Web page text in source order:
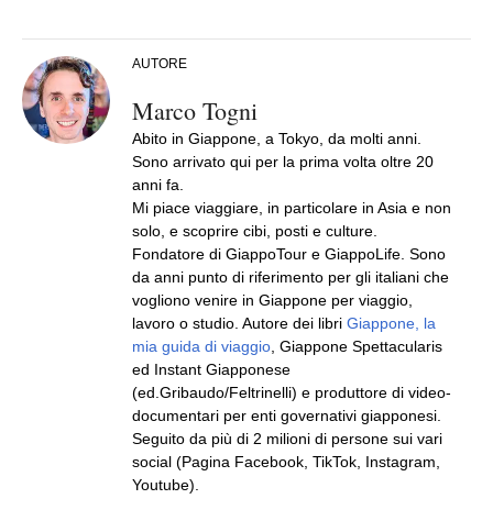
AUTORE
Marco Togni
Abito in Giappone, a Tokyo, da molti anni.
Sono arrivato qui per la prima volta oltre 20
anni fa.
Mi piace viaggiare, in particolare in Asia e non
solo, e scoprire cibi, posti e culture.
Fondatore di GiappoTour e GiappoLife. Sono
da anni punto di riferimento per gli italiani che
vogliono venire in Giappone per viaggio,
lavoro o studio. Autore dei libri Giappone, la
mia guida di viaggio , Giappone Spettacularis
ed Instant Giapponese
(ed.Gribaudo/Feltrinelli) e produttore di video-
documentari per enti governativi giapponesi.
Seguito da più di 2 milioni di persone sui vari
social (Pagina Facebook, TikTok, Instagram,
Youtube).